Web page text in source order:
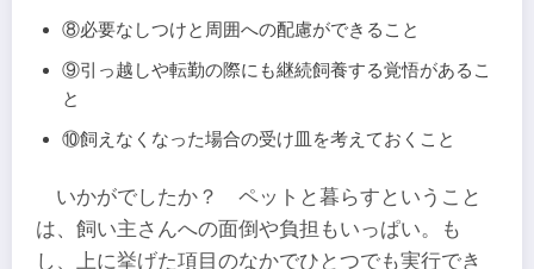
⑧必要なしつけと周囲への配慮ができること
⑨引っ越しや転勤の際にも継続飼養する覚悟があるこ
と
⑩飼えなくなった場合の受け皿を考えておくこと
いかがでしたか？ ペットと暮らすということ
は、飼い主さんへの面倒や負担もいっぱい。も
し、上に挙げた項目のなかでひとつでも実行でき